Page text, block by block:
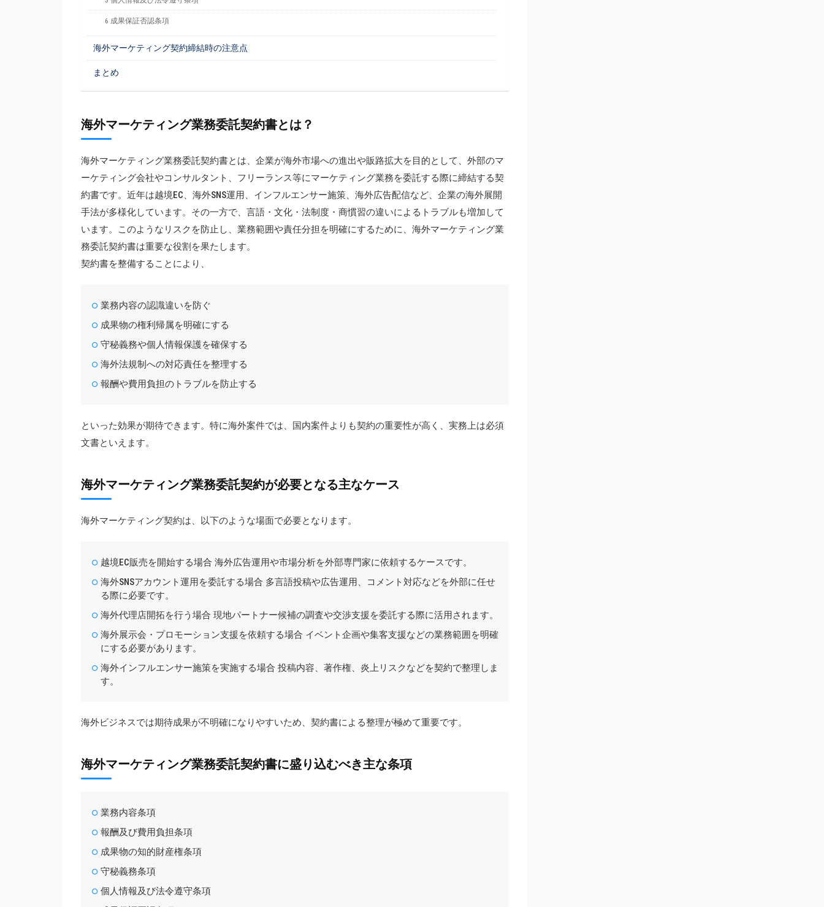
6 成果保証否認条項
海外マーケティング契約締結時の注意点
まとめ
海外マーケティング業務委託契約書とは？
海外マーケティング業務委託契約書とは、企業が海外市場への進出や販路拡大を目的として、外部のマ
ーケティング会社やコンサルタント、フリーランス等にマーケティング業務を委託する際に締結する契
約書です。近年は越境EC、海外SNS運用、インフルエンサー施策、海外広告配信など、企業の海外展開
手法が多様化しています。その一方で、言語・文化・法制度・商慣習の違いによるトラブルも増加して
います。このようなリスクを防止し、業務範囲や責任分担を明確にするために、海外マーケティング業
務委託契約書は重要な役割を果たします。
契約書を整備することにより、
業務内容の認識違いを防ぐ
成果物の権利帰属を明確にする
守秘義務や個人情報保護を確保する
海外法規制への対応責任を整理する
報酬や費用負担のトラブルを防止する
といった効果が期待できます。特に海外案件では、国内案件よりも契約の重要性が高く、実務上は必須
文書といえます。
海外マーケティング業務委託契約が必要となる主なケース
海外マーケティング契約は、以下のような場面で必要となります。
越境EC販売を開始する場合 海外広告運用や市場分析を外部専門家に依頼するケースです。
海外SNSアカウント運用を委託する場合 多言語投稿や広告運用、コメント対応などを外部に任せ
る際に必要です。
海外代理店開拓を行う場合 現地パートナー候補の調査や交渉支援を委託する際に活用されます。
海外展示会・プロモーション支援を依頼する場合 イベント企画や集客支援などの業務範囲を明確
にする必要があります。
海外インフルエンサー施策を実施する場合 投稿内容、著作権、炎上リスクなどを契約で整理しま
す。
海外ビジネスでは期待成果が不明確になりやすいため、契約書による整理が極めて重要です。
海外マーケティング業務委託契約書に盛り込むべき主な条項
業務内容条項
報酬及び費用負担条項
成果物の知的財産権条項
守秘義務条項
個人情報及び法令遵守条項